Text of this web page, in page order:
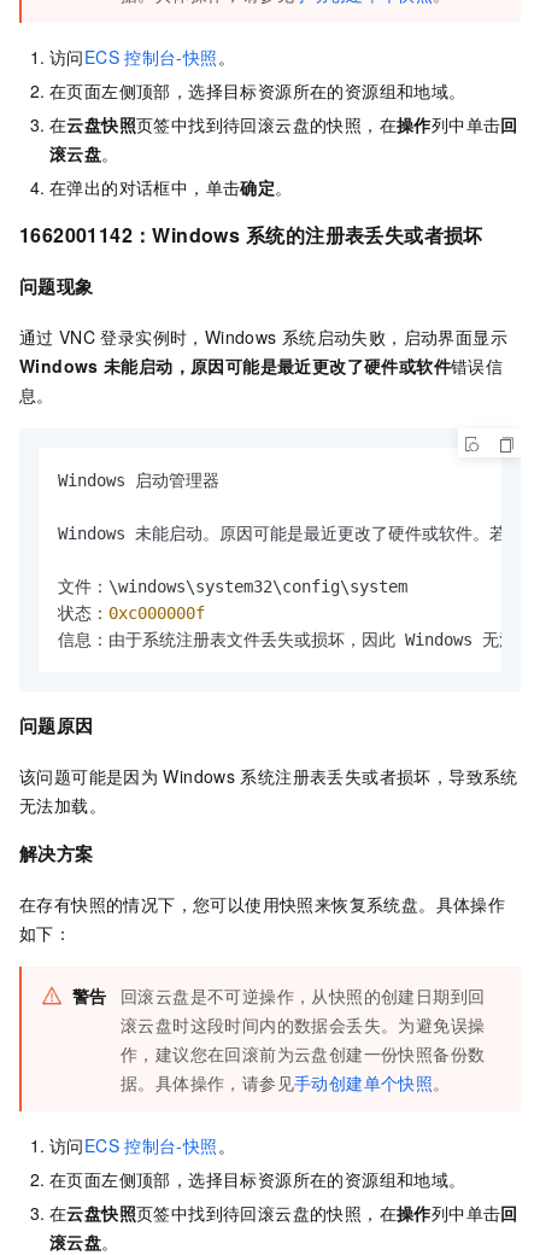
访问ECS 控制台-快照 。
在页面左侧顶部，选择目标资源所在的资源组和地域。
在云盘快照页签中找到待回滚云盘的快照，在操作列中单击回
滚云盘。
在弹出的对话框中，单击确定。
1662001142：Windows 系统的注册表丢失或者损坏
问题现象
通过 VNC 登录实例时，Windows 系统启动失败，启动界面显示
Windows 未能启动，原因可能是最近更改了硬件或软件错误信
息。
Windows 启动管理器
Windows 未能启动。原因可能是最近更改了硬件或软件。若要
文件：\windows\system32\config\system
状态： 0xc000000f
信息：由于系统注册表文件丢失或损坏，因此 Windows 无法加
问题原因
该问题可能是因为 Windows 系统注册表丢失或者损坏，导致系统
无法加载。
解决方案
在存有快照的情况下，您可以使用快照来恢复系统盘。具体操作
如下：
警告
回滚云盘是不可逆操作，从快照的创建日期到回
滚云盘时这段时间内的数据会丢失。为避免误操
作，建议您在回滚前为云盘创建一份快照备份数
据。具体操作，请参见手动创建单个快照。
访问ECS 控制台-快照 。
在页面左侧顶部，选择目标资源所在的资源组和地域。
在云盘快照页签中找到待回滚云盘的快照，在操作列中单击回
滚云盘。